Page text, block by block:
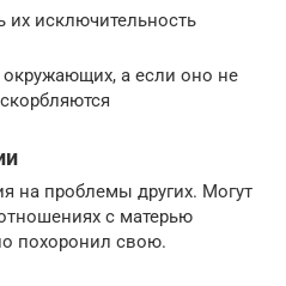
исключительность
а если оно не
на проблемы других. Могут
с матерью
похоронил свою.